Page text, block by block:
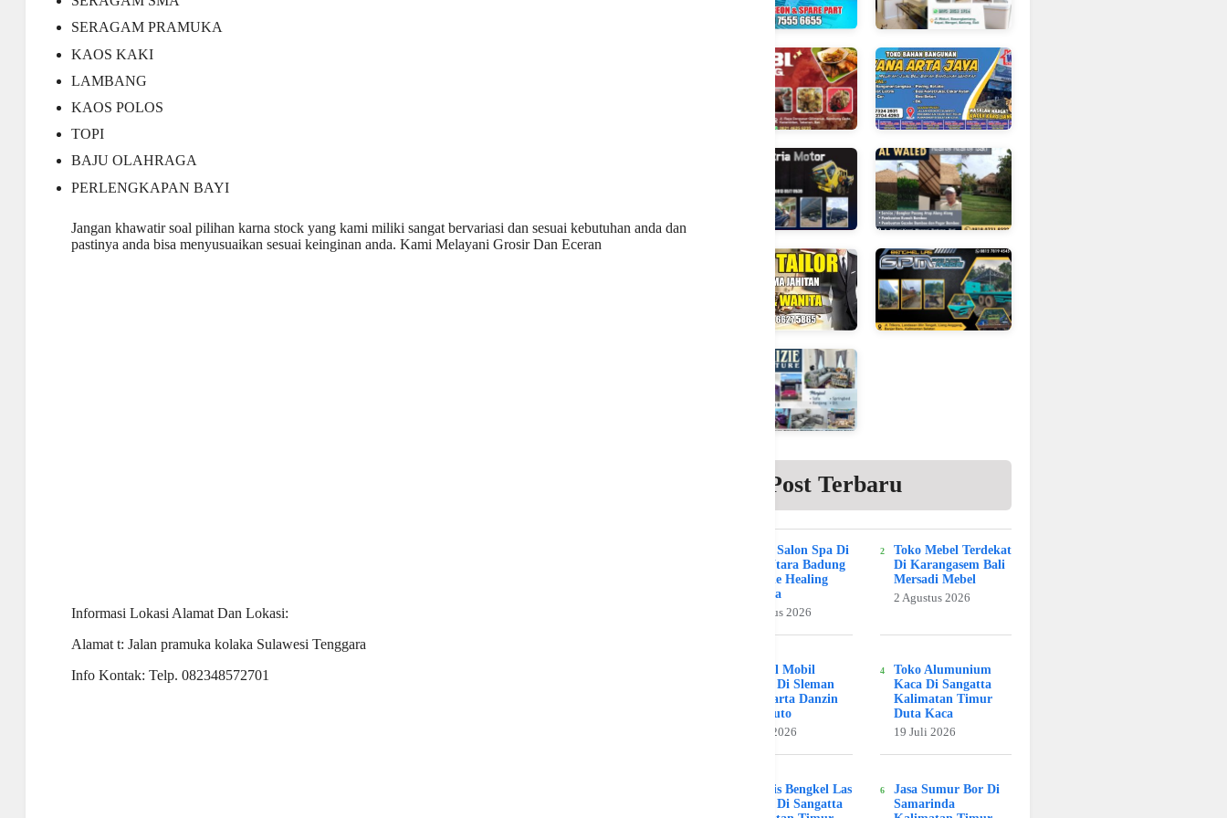
SERAGAM PRAMUKA
KAOS KAKI
LAMBANG
KAOS POLOS
TOPI
BAJU OLAHRAGA
PERLENGKAPAN BAYI
Jangan khawatir soal pilihan karna stock yang kami miliki sangat bervariasi dan sesuai kebutuhan anda dan
pastinya anda bisa menyusuaikan sesuai keinginan anda. Kami Melayani Grosir Dan Eceran
Informasi Lokasi Alamat Dan Lokasi:
Alamat t: Jalan pramuka kolaka Sulawesi Tenggara
Info Kontak: Telp. 082348572701
Post Terbaru
Beauty Salon Spa Di
Kuta Utara Badung
Bali The Healing
Day Spa
2 Agustus 2026
Toko Mebel Terdekat
Di Karangasem Bali
Mersadi Mebel
2 Agustus 2026
Bengkel Mobil
Umum Di Sleman
Jogjakarta Danzin
Benz Auto
31 Juli 2026
Toko Alumunium
Kaca Di Sangatta
Kalimatan Timur
Duta Kaca
19 Juli 2026
Spesialis Bengkel Las
Murah Di Sangatta
Jasa Sumur Bor Di
Samarinda